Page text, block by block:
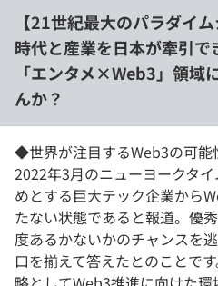
【21世紀最大のパラダイ
時代と産業を日本が牽引で
「エンタメ×Web3」領域
んか？
◆世界が注目するWeb3の可能
2022年3月のニューヨークタ
めとする巨大テック企業から
たない状態であると報道。優
度あるかないかのチャンスを
口を揃えて答えたとのことで